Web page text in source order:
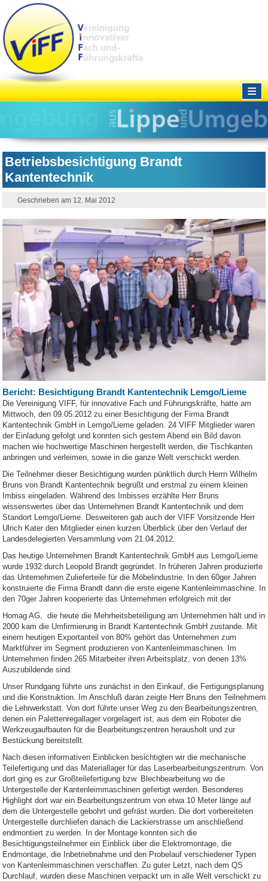
≡
Betriebsbesichtigung Brandt
Kantentechnik
Geschrieben am 12. Mai 2012
Bericht: Besichtigung Brandt Kantentechnik Lemgo/Lieme
Die Vereinigung VIFF, für innovative Fach und Führungskräfte, hatte am
Mittwoch, den 09.05.2012 zu einer Besichtigung der Firma Brandt
Kantentechnik GmbH in Lemgo/Lieme geladen. 24 VIFF Mitglieder waren
der Einladung gefolgt und konnten sich gestern Abend ein Bild davon
machen wie hochwertige Maschinen hergestellt werden, die Tischkanten
anbringen und verleimen, sowie in die ganze Welt verschickt werden.
Die Teilnehmer dieser Besichtigung wurden pünktlich durch Herrn Wilhelm
Bruns von Brandt Kantentechnik begrüßt und erstmal zu einem kleinen
Imbiss eingeladen. Während des Imbisses erzählte Herr Bruns
wissenswertes über das Unternehmen Brandt Kantentechnik und dem
Standort Lemgo/Lieme. Desweiteren gab auch der VIFF Vorsitzende Herr
Ulrich Kater den Mitglieder einen kurzen Überblick über den Verlauf der
Landesdelegierten Versammlung vom 21.04.2012.
Das heutige Unternehmen Brandt Kantentechnik GmbH aus Lemgo/Lieme
wurde 1932 durch Leopold Brandt gegründet. In früheren Jahren produzierte
das Unternehmen Zulieferteile für die Möbelindustrie. In den 60ger Jahren
konstruierte die Firma Brandt dann die erste eigene Kantenleimmaschine. In
den 70ger Jahren kooperierte das Unternehmen erfolgreich mit der
Homag AG, die heute die Mehrheitsbeteiligung am Unternehmen hält und in
2000 kam die Umfirmierung in Brandt Kantentechnik GmbH zustande. Mit
einem heutigen Exportanteil von 80% gehört das Unternehmen zum
Marktführer im Segment produzieren von Kantenleimmaschinen. Im
Unternehmen finden 265 Mitarbeiter ihren Arbeitsplatz, von denen 13%
Auszubildende sind.
Unser Rundgang führte uns zunächst in den Einkauf, die Fertigungsplanung
und die Konstruktion. Im Anschluß daran zeigte Herr Bruns den Teilnehmern
die Lehrwerkstatt. Von dort führte unser Weg zu den Bearbeitungszentren,
denen ein Palettenregallager vorgelagert ist, aus dem ein Roboter die
Werkzeugaufbauten für die Bearbeitungszentren herausholt und zur
Bestückung bereitstellt.
Nach diesen informativen Einblicken besichtigten wir die mechanische
Teilefertigung und das Materiallager für das Laserbearbeitungszentrum. Von
dort ging es zur Großteilefertigung bzw. Blechbearbeitung wo die
Untergestelle der Kantenleimmaschinen gefertigt werden. Besonderes
Highlight dort war ein Bearbeitungszentrum von etwa 10 Meter länge auf
dem die Untergestelle gebohrt und gefräst wurden. Die dort vorbereiteten
Untergestelle durchliefen danach die Lackierstrasse um anschließend
endmontiert zu werden. In der Montage konnten sich die
Besichtigungsteilnehmer ein Einblick über die Elektromontage, die
Endmontage, die Inbetriebnahme und den Probelauf verschiedener Typen
von Kantenleimmaschinen verschaffen. Zu guter Letzt, nach dem QS
Durchlauf, wurden diese Maschinen verpackt um in alle Welt verschickt zu